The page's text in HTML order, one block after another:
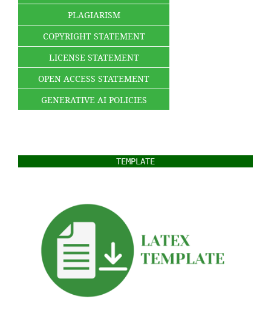
PLAGIARISM
COPYRIGHT STATEMENT
LICENSE STATEMENT
OPEN ACCESS STATEMENT
GENERATIVE AI POLICIES
TEMPLATE